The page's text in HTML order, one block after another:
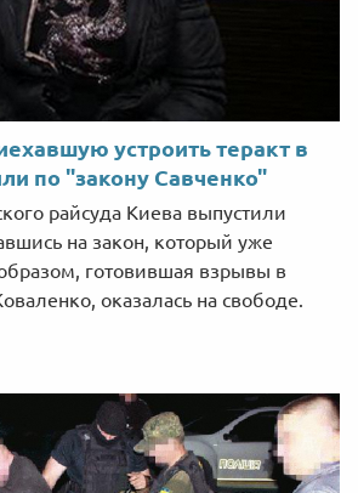
устроить теракт в
по "закону Савченко"
райсуда Киева выпустили
на закон, который уже
готовившая взрывы в
оказалась на свободе.